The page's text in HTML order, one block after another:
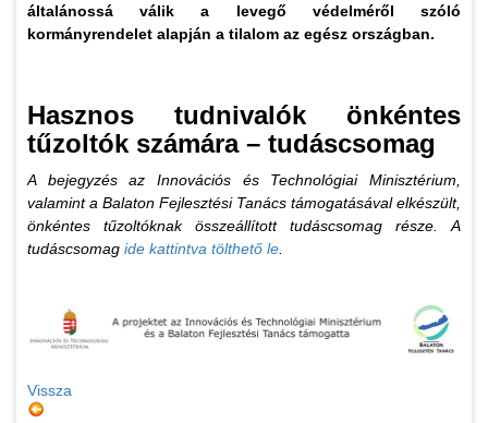
általánossá válik a levegő védelméről szóló
kormányrendelet alapján a tilalom az egész országban.
Hasznos tudnivalók önkéntes
tűzoltók számára – tudáscsomag
A bejegyzés az Innovációs és Technológiai Minisztérium,
valamint a Balaton Fejlesztési Tanács támogatásával elkészült,
önkéntes tűzoltóknak összeállított tudáscsomag része. A
tudáscsomag ide kattintva tölthető le
Vissza